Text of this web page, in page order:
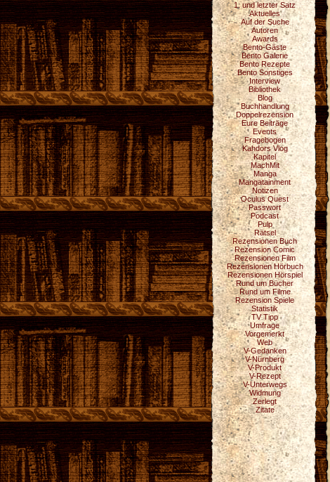
1. und letzter Satz
Aktuelles
Auf der Suche
Autoren
Awards
Bento-Gäste
Bento Galerie
Bento Rezepte
Bento Sonstiges
Interview
Bibliothek
Blog
Buchhandlung
Doppelrezension
Eure Beiträge
Events
Fragebogen
Kahdors Vlog
Kapitel
MachMit
Manga
Mangatainment
Notizen
Oculus Quest
Passwort
Podcast
Pulp
Rätsel
Rezensionen Buch
Rezension Comic
Rezensionen Film
Rezensionen Hörbuch
Rezensionen Hörspiel
Rund um Bücher
Rund um Filme
Rezension Spiele
Statistik
TV Tipp
Umfrage
Vorgemerkt
Web
V-Gedanken
V-Nürnberg
V-Produkt
V-Rezept
V-Unterwegs
Widmung
Zerlegt
Zitate